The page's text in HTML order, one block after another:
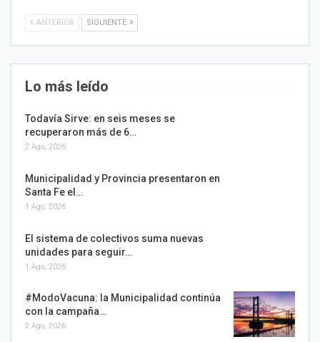
ANTERIOR SIGUIENTE
Lo más leído
Todavía Sirve: en seis meses se
recuperaron más de 6…
2 Ago, 2026
Municipalidad y Provincia presentaron en
Santa Fe el…
1 Ago, 2026
El sistema de colectivos suma nuevas
unidades para seguir…
1 Ago, 2026
#ModoVacuna: la Municipalidad continúa
con la campaña…
2 Ago, 2026